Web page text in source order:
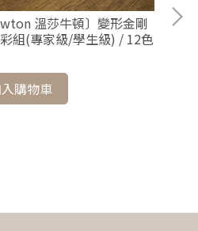
溫莎牛頓〕變形金剛
組(專家級/學生級) / 12色
購物車